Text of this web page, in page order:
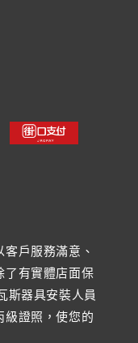
戶服務滿意、
了有實體店面保
斯器具安裝人員
級證照，使您的